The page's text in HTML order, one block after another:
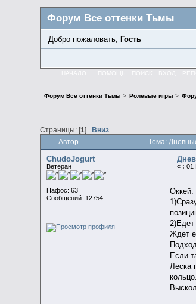
Форум Все оттенки Тьмы
Добро пожаловать, Гость
НАЧАЛО ПОМОЩЬ ПОИСК ВХОД
Форум Все оттенки Тьмы > Ролевые игры >
Страницы: [1]Вниз
Автор Тема:
ChudoJogurt
Ветеран
Пафос: 63
Сообщений: 12754
« : 01
Оккей.
2)Едет
Ждет
Если
Леска
кольцо.